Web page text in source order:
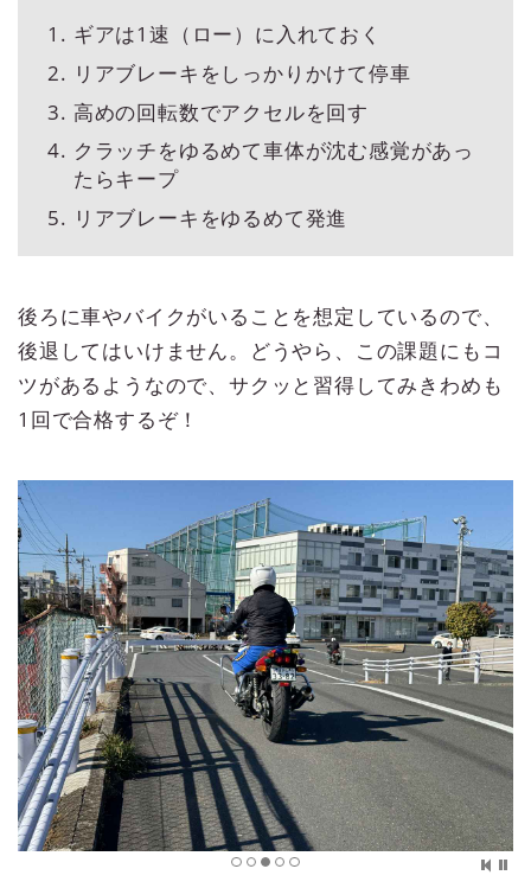
ギアは1速（ロー）に入れておく
リアブレーキをしっかりかけて停車
高めの回転数でアクセルを回す
クラッチをゆるめて車体が沈む感覚があっ
たらキープ
リアブレーキをゆるめて発進
後ろに車やバイクがいることを想定しているので、
後退してはいけません。どうやら、この課題にもコ
ツがあるようなので、サクッと習得してみきわめも
1回で合格するぞ！